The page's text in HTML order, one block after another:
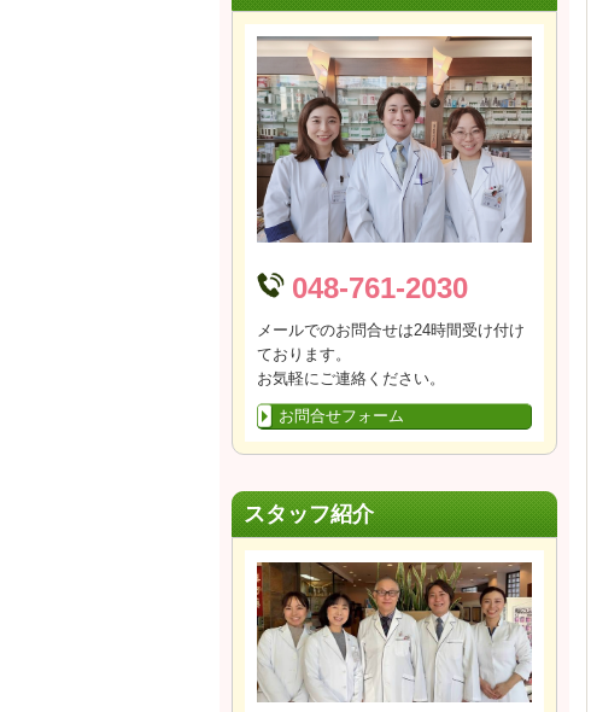
048-761-2030
メールでのお問合せは24時間受け付け
ております。
お気軽にご連絡ください。
お問合せフォーム
スタッフ紹介